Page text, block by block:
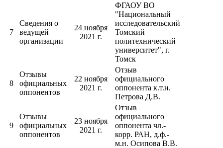
7
Сведения о
ведущей
организации
24 ноября
2021 г.
ФГАОУ ВО
"Национальный
исследовательский
Томский
политехнический
университет", г.
Томск
8
Отзывы
официальных
оппонентов
22 ноября
2021 г.
Отзыв
официального
оппонента к.т.н.
Петрова Д.В.
9
Отзывы
официальных
оппонентов
23 ноября
2021 г.
Отзыв
официального
оппонента чл.-
корр. РАН, д.ф.-
м.н. Осипова В.В.